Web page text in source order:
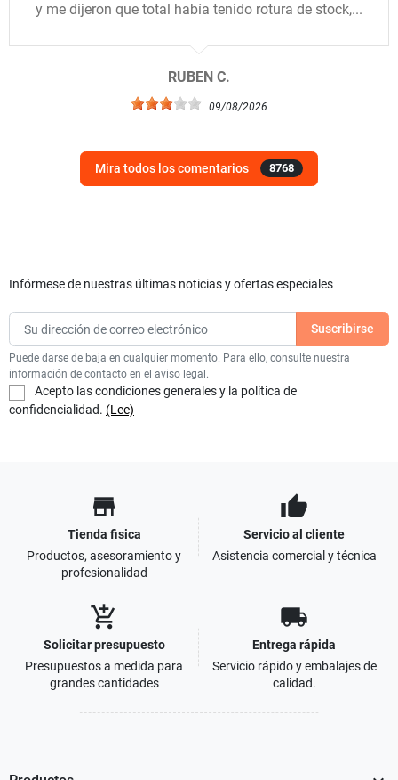
y me dijeron que total había tenido rotura de stock,...
RUBEN C.
09/08/2026
Mira todos los comentarios 8768
Infórmese de nuestras últimas noticias y ofertas especiales
Puede darse de baja en cualquier momento. Para ello, consulte nuestra
información de contacto en el aviso legal.
Acepto las condiciones generales y la política de
confidencialidad. (Lee)
store
Tienda fisica
Productos, asesoramiento y
profesionalidad
thumb_up
Servicio al cliente
Asistencia comercial y técnica
add_shopping_cart
Solicitar presupuesto
Presupuestos a medida para
grandes cantidades
local_shipping
Entrega rápida
Servicio rápido y embalajes de
calidad.